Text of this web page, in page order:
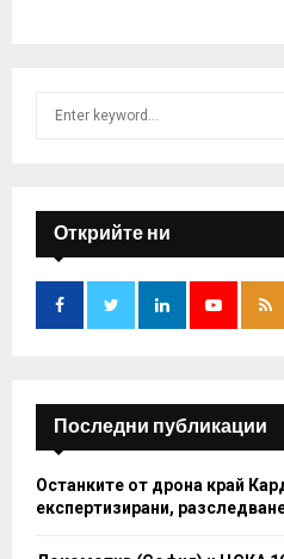
f
o
:
Открийте ни
Последни публикации
Останките от дрона край
експертизирани,